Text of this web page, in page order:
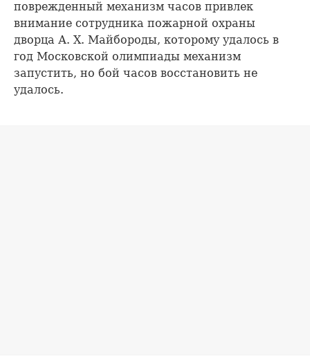
поврежденный механизм часов привлек
внимание сотрудника пожарной охраны
дворца А. Х. Майбороды, которому удалось в
год Московской олимпиады механизм
запустить, но бой часов восстановить не
удалось.